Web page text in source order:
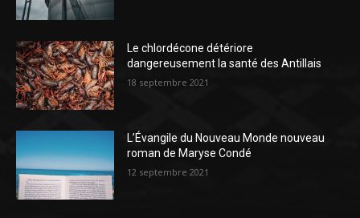
Le chlordécone détériore
dangereusement la santé des Antillais
18 septembre 2021
L’Évangile du Nouveau Monde nouveau
roman de Maryse Condé
12 septembre 2021